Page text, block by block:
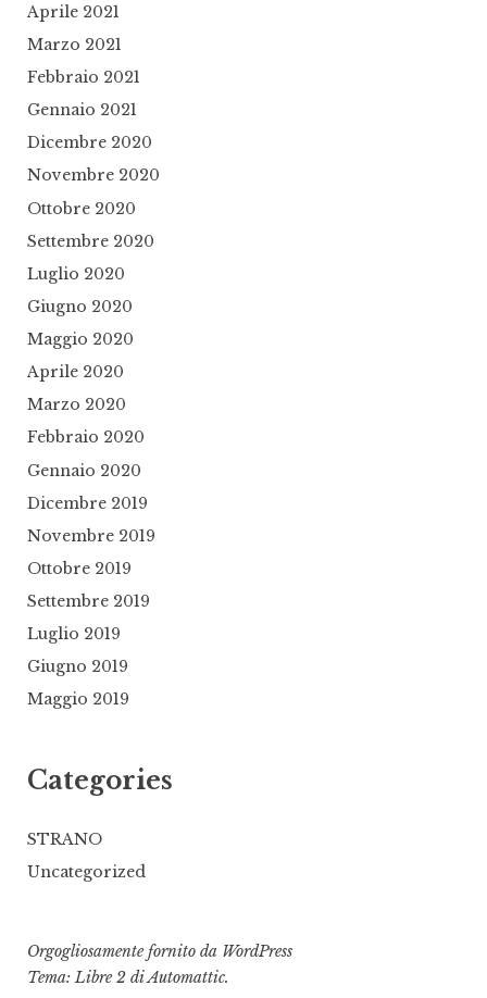
Aprile 2021
Marzo 2021
Febbraio 2021
Gennaio 2021
Dicembre 2020
Novembre 2020
Ottobre 2020
Settembre 2020
Luglio 2020
Giugno 2020
Maggio 2020
Aprile 2020
Marzo 2020
Febbraio 2020
Gennaio 2020
Dicembre 2019
Novembre 2019
Ottobre 2019
Settembre 2019
Luglio 2019
Giugno 2019
Maggio 2019
Categories
STRANO
Uncategorized
Orgogliosamente fornito da WordPress
Tema: Libre 2 diAutomattic.